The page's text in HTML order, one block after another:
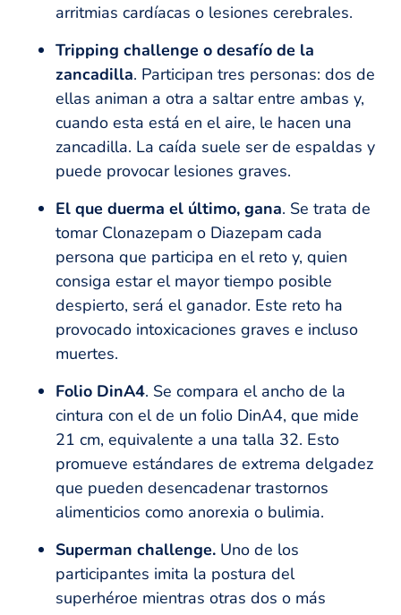
arritmias cardíacas o lesiones cerebrales.
Tripping challenge o desafío de la
zancadilla. Participan tres personas: dos de
ellas animan a otra a saltar entre ambas y,
cuando esta está en el aire, le hacen una
zancadilla. La caída suele ser de espaldas y
puede provocar lesiones graves.
El que duerma el último, gana. Se trata de
tomar Clonazepam o Diazepam cada
persona que participa en el reto y, quien
consiga estar el mayor tiempo posible
despierto, será el ganador. Este reto ha
provocado intoxicaciones graves e incluso
muertes.
Folio DinA4. Se compara el ancho de la
cintura con el de un folio DinA4, que mide
21 cm, equivalente a una talla 32. Esto
promueve estándares de extrema delgadez
que pueden desencadenar trastornos
alimenticios como anorexia o bulimia.
Superman challenge. Uno de los
participantes imita la postura del
superhéroe mientras otras dos o más